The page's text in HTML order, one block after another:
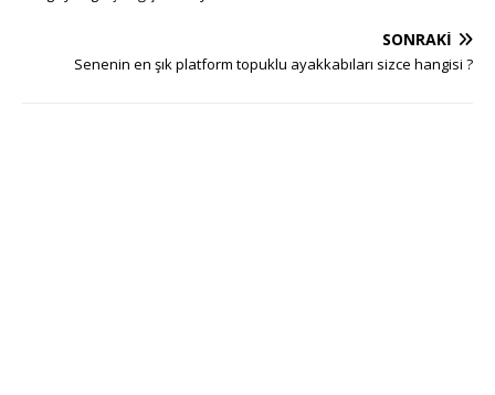
SONRAKI
Senenin en şık platform topuklu ayakkabıları sizce hangisi ?